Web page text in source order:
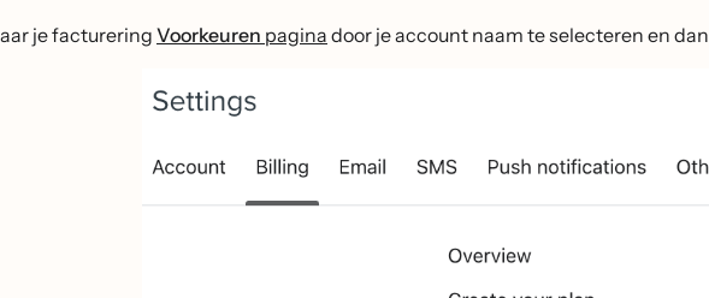
je facturering Voorkeuren pagina door je account naam te selecteren en dan